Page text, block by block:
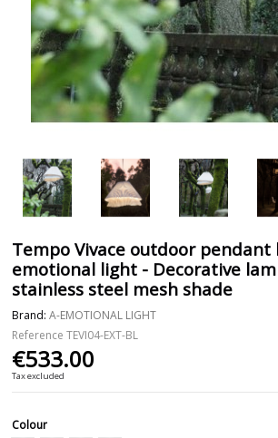
Tempo Vivace outdoor pendant
emotional light - Decorative
stainless steel mesh shade
Brand: A-EMOTIONAL LIGHT
Reference TEVI04-EXT-BL
€533.00
Tax excluded
Colour